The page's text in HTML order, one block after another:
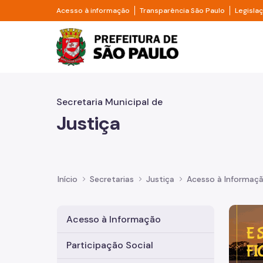
Pular para o Conteúdo principal
Acesso à informação Divisor de acesso à informação
Transparência São Paulo Divisor
Prefeitura de São
Secretaria Municipal de
Justiça
Início Secretarias Justiça Acesso à
Acesso à Informação
Participação Social